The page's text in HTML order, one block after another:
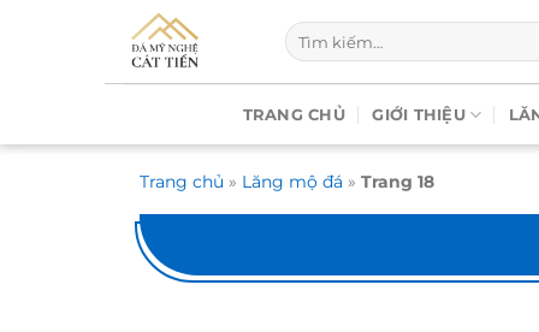
Tìm
kiếm:
TRANG CHỦ GIỚI THIỆU
Trang chủ » Lăng mộ đá » Trang 18